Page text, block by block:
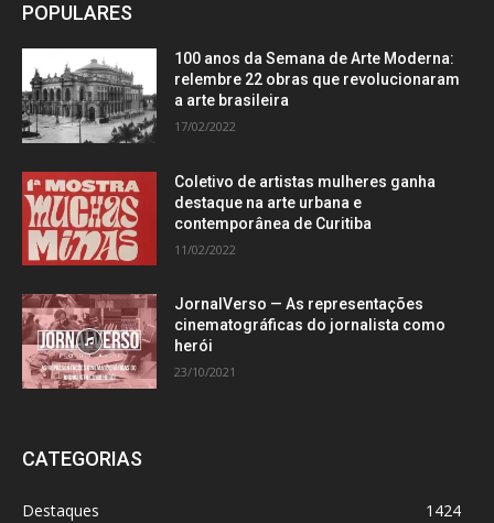
POPULARES
100 anos da Semana de Arte Moderna:
relembre 22 obras que revolucionaram
a arte brasileira
17/02/2022
Coletivo de artistas mulheres ganha
destaque na arte urbana e
contemporânea de Curitiba
11/02/2022
JornalVerso — As representações
cinematográficas do jornalista como
herói
23/10/2021
CATEGORIAS
Destaques
1424